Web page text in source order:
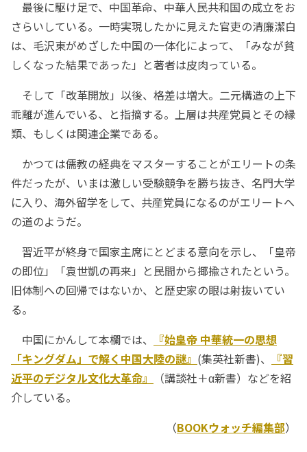
最後に駆け足で、中国革命、中華人民共和国の成立をお
さらいしている。一時実現したかに見えた官吏の清廉潔白
は、毛沢東がめざした中国の一体化によって、「みなが貧
しくなった結果であった」と著者は皮肉っている。
そして「改革開放」以後、格差は増大。二元構造の上下
乖離が進んでいる、と指摘する。上層は共産党員とその縁
類、もしくは関連企業である。
かつては儒教の経典をマスターすることがエリートの条
件だったが、いまは激しい受験競争を勝ち抜き、名門大学
に入り、海外留学をして、共産党員になるのがエリートへ
の道のようだ。
習近平が終身で国家主席にとどまる意向を示し、「皇帝
の即位」「袁世凱の再来」と民間から揶揄されたという。
旧体制への回帰ではないか、と歴史家の眼は射抜いてい
る。
中国にかんして本欄では、
『始皇帝 中華統一の思想
「キングダム」で解く中国大陸の謎』 (集英社新書)、
『習
近平のデジタル文化大革命』
（講談社＋α新書）などを紹
介している。
（BOOKウォッチ編集部）